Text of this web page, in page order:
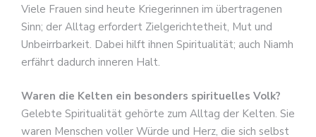
Viele Frauen sind heute Kriegerinnen im übertragenen
Sinn; der Alltag erfordert Zielgerichtetheit, Mut und
Unbeirrbarkeit. Dabei hilft ihnen Spiritualität; auch Niamh
erfährt dadurch inneren Halt.
Waren die Kelten ein besonders spirituelles Volk?
Gelebte Spiritualität gehörte zum Alltag der Kelten. Sie
waren Menschen voller Würde und Herz, die sich selbst